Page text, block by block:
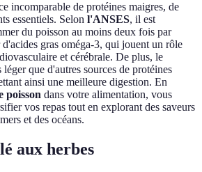
incomparable de protéines maigres, de
essentiels. Selon l'ANSES, il est
du poisson au moins deux fois par
gras oméga-3, qui jouent un rôle
et cérébrale. De plus, le
que d'autres sources de protéines
ainsi une meilleure digestion. En
poisson dans votre alimentation, vous
vos repas tout en explorant des saveurs
et des océans.
aux herbes